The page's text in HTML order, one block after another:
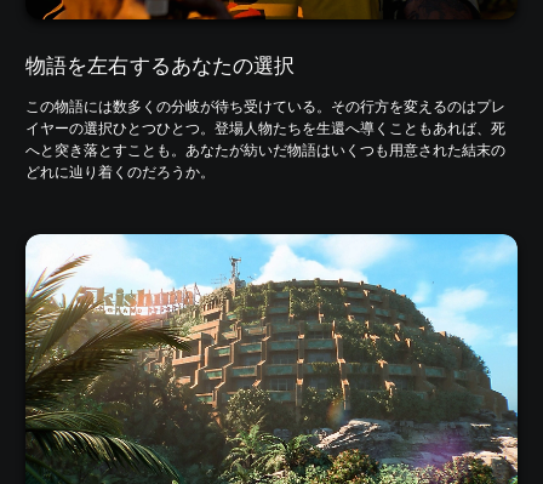
物語を左右するあなたの選択
この物語には数多くの分岐が待ち受けている。その行方を変えるのはプレ
イヤーの選択ひとつひとつ。登場人物たちを生還へ導くこともあれば、死
へと突き落とすことも。あなたが紡いだ物語はいくつも用意された結末の
どれに辿り着くのだろうか。